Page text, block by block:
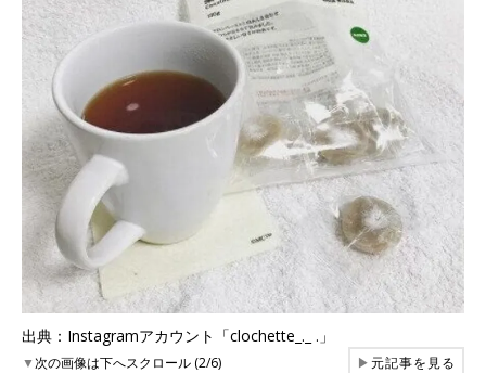
出典：Instagramアカウント「clochette_._ .」
▼次の画像は下へスクロール (2/6) ▶元記事を見る